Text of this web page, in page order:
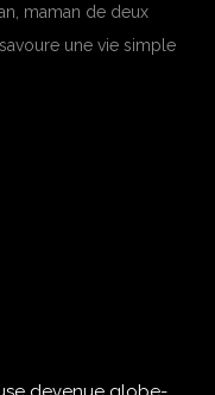
maman de deux
une vie simple